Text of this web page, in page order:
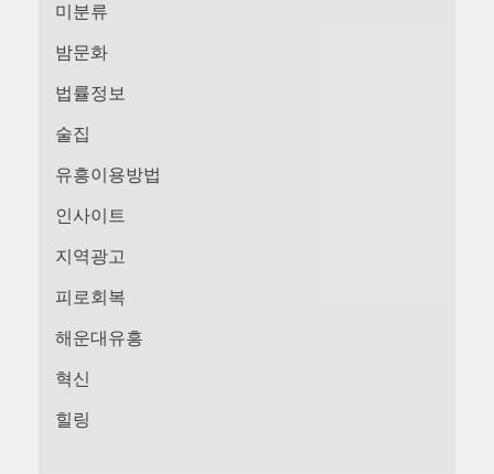
미분류
밤문화
법률정보
술집
유흥이용방법
인사이트
지역광고
피로회복
해운대유흥
혁신
힐링